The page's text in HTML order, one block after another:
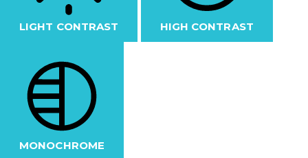
LIGHT CONTRAST HIGH CONTRAST
MONOCHROME